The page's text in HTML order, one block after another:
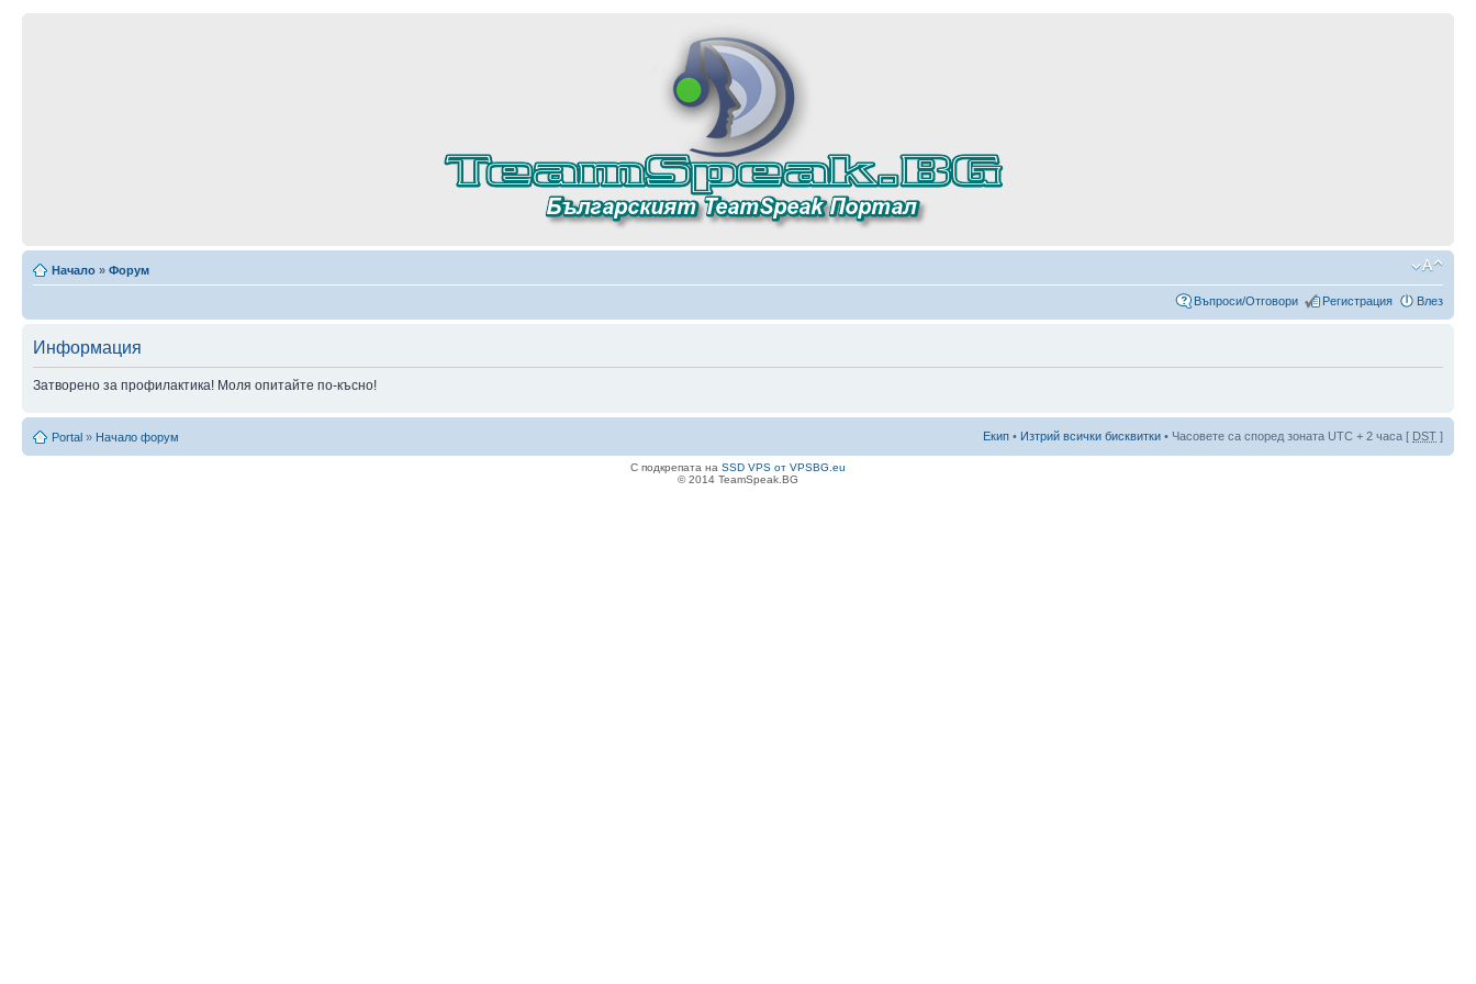
Начало » Форум
Въпроси/Отговори Регистрация Влез
Информация
Затворено за профилактика! Моля опитайте по-късно!
Portal » Начало форум Екип • Изтрий всички бисквитки • Часовете са според зоната UTC + 2 часа [ DST ]
С подкрепата на SSD VPS от VPSBG.eu
© 2014 TeamSpeak.BG